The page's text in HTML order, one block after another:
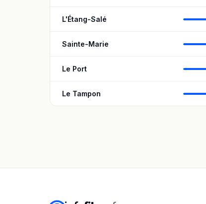
L'Étang-Salé
Sainte-Marie
Le Port
Le Tampon